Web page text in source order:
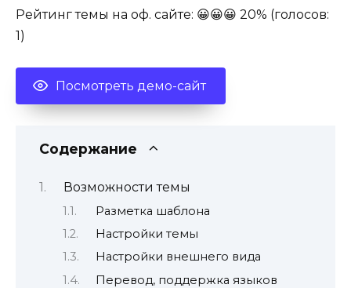
Рейтинг темы на оф. сайте: 😀😀😀 20% (голосов:
1)
Посмотреть демо-сайт
Содержание
Возможности темы
Разметка шаблона
Настройки темы
Настройки внешнего вида
Перевод, поддержка языков